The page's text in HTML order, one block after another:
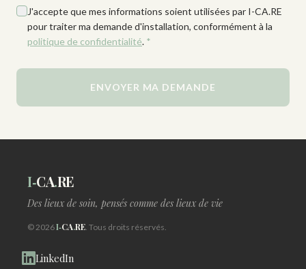
J'accepte que mes informations soient utilisées par I-CA.RE
pour traiter ma demande d'installation, conformément à la
politique de confidentialité. *
ENVOYER MA DEMANDE
I‑CA.RE
Des lieux de soin, pensés comme des lieux de vie
© 2026I‑CA.RE. Tous droits réservés.
LinkedIn